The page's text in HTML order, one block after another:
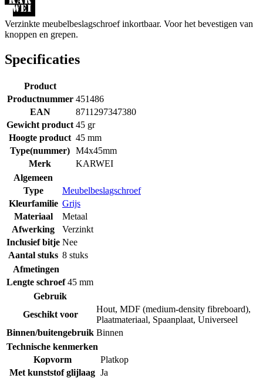
Verzinkte meubelbeslagschroef inkortbaar. Voor het bevestigen van
knoppen en grepen.
Specificaties
Product
Productnummer 451486
EAN
8711297347380
Gewicht product 45 gr
Hoogte product 45 mm
Type(nummer) M4x45mm
Merk
KARWEI
Algemeen
Type
Meubelbeslagschroef
Kleurfamilie Grijs
Materiaal
Metaal
Afwerking
Verzinkt
Inclusief bitje Nee
Aantal stuks 8 stuks
Afmetingen
Lengte schroef 45 mm
Gebruik
Geschikt voor
Hout, MDF (medium-density fibreboard),
Plaatmateriaal, Spaanplaat, Universeel
Binnen/buitengebruik Binnen
Technische kenmerken
Kopvorm
Platkop
Met kunststof glijlaag Ja